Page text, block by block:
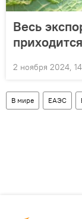
Весь
2 ноября 2024,
В мире ЕАЭС